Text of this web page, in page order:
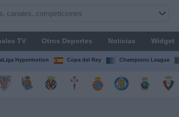
TV Otros Deportes Noticias Widget
Hypermotion Copa del Rey Champions League